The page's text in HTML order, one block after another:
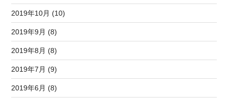
2019年10月 (10)
2019年9月 (8)
2019年8月 (8)
2019年7月 (9)
2019年6月 (8)